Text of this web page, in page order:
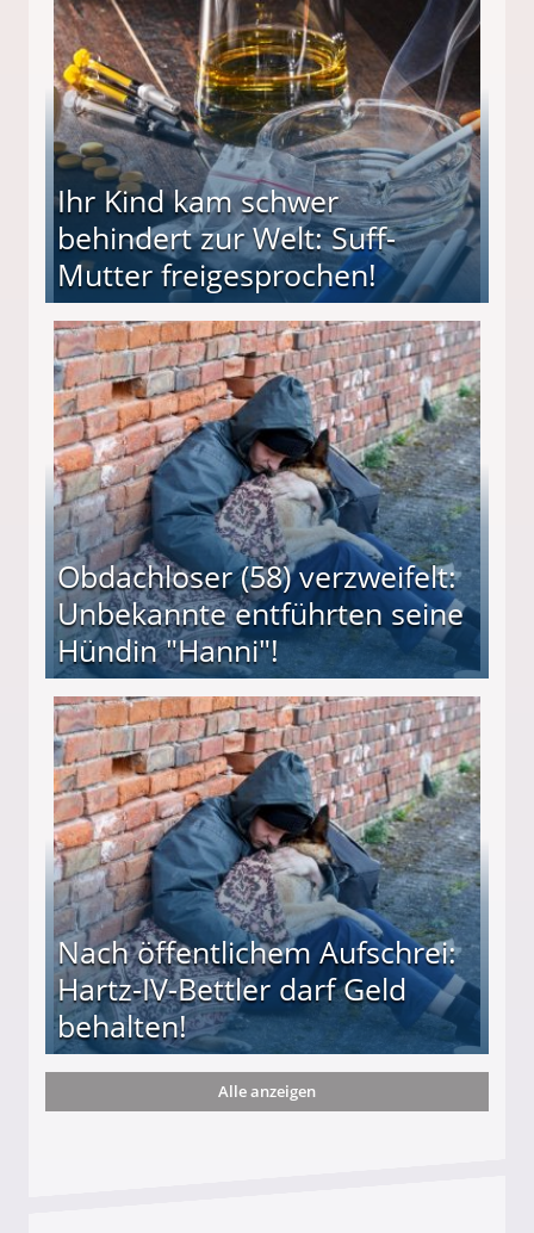
Ihr Kind kam schwer
behindert zur Welt: Suff-
Mutter freigesprochen!
Mutter freigesprochen!
Obdachloser (58) verzweifelt:
Unbekannte entführten seine
Hündin "Hanni"!
entführten seine Hündin "Hanni"!
Nach öffentlichem Aufschrei:
Hartz-IV-Bettler darf Geld
behalten!
darf Geld behalten!
Alle anzeigen